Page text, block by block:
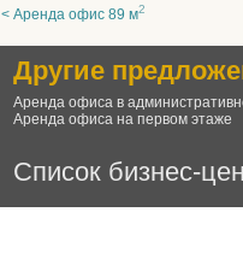
< Аренда офис 89 м2
Другие
Аренда офиса в
Аренда офиса на первом этаже
Список бизнес-